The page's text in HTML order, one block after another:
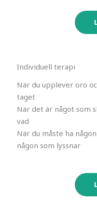
Individuell terapi
När du upplever oro
taget
När det är något som
vad
När du måste ha
någon som lyssnar